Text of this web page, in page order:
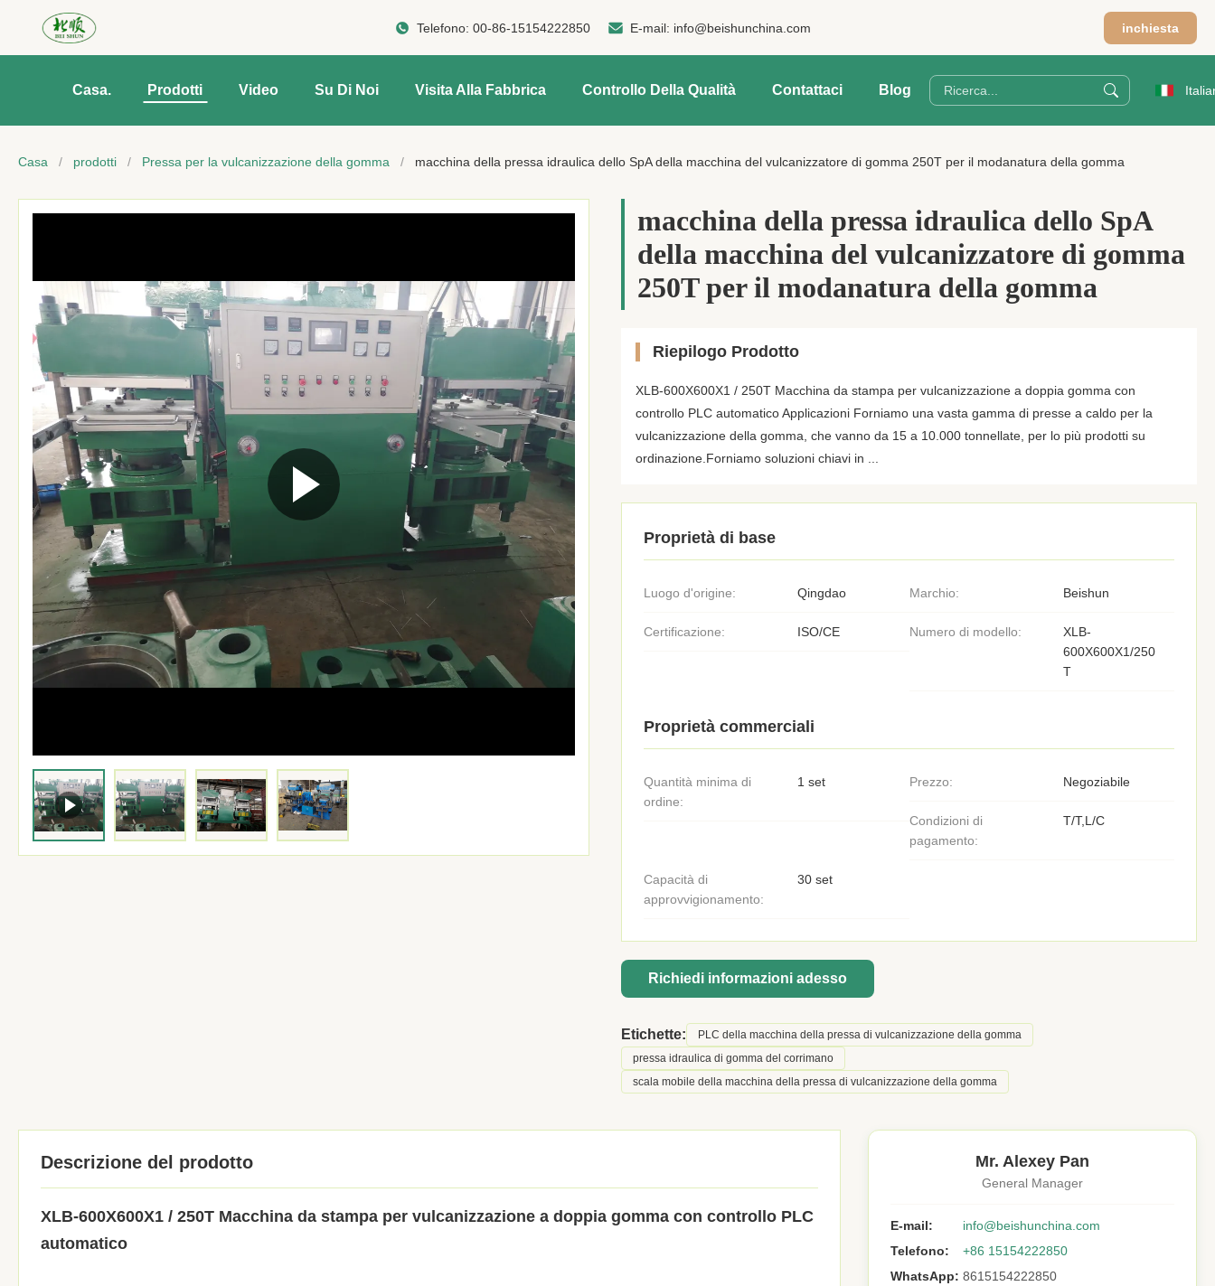
Telefono:00-86-15154222850 E-mail: info@beishunchina.com inchiesta
Casa. Prodotti Video Su Di Noi Visita Alla Fabbrica Controllo Della Qualità Contattaci Blog
Casa / prodotti / Pressa per la vulcanizzazione della gomma / macchina della pressa idraulica dello SpA della macchina del vulcanizzatore di gomma 250T per il modanatura della gomma
macchina della pressa idraulica dello SpA
della macchina del vulcanizzatore di gomma
250T per il modanatura della gomma
Riepilogo Prodotto
XLB-600X600X1 / 250T Macchina da stampa per vulcanizzazione a doppia gomma con
controllo PLC automatico Applicazioni Forniamo una vasta gamma di presse a caldo per la
vulcanizzazione della gomma, che vanno da 15 a 10.000 tonnellate, per lo più prodotti su
ordinazione.Forniamo soluzioni chiavi in ​...
Proprietà di base
Luogo d'origine: Qingdao Marchio: Beishun
Certificazione: ISO/CE Numero di modello:
XLB-
600X600X1/250
T
Proprietà commerciali
Quantità minima di
ordine:
1 set Prezzo: Negoziabile
Condizioni di
pagamento:
T/T,L/C
Capacità di
approvvigionamento:
30 set
Richiedi informazioni adesso
Etichette:
PLC della macchina della pressa di vulcanizzazione della gomma
pressa idraulica di gomma del corrimano
scala mobile della macchina della pressa di vulcanizzazione della gomma
Descrizione del prodotto
XLB-600X600X1 / 250T Macchina da stampa per vulcanizzazione a doppia gomma con controllo PLC
automatico
Mr. Alexey Pan
General Manager
E-mail:
info@beishunchina.com
Telefono:
+86 15154222850
WhatsApp: 8615154222850